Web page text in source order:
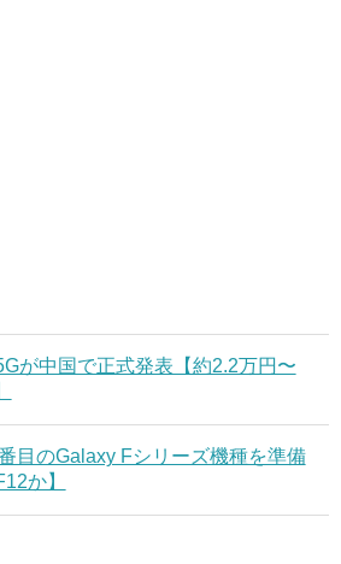
が中国で正式発表【約2.2万円〜
目のGalaxy Fシリーズ機種を準備
か】